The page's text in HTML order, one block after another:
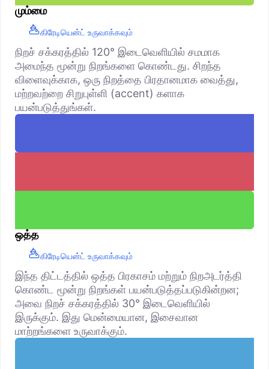
மும்மை
கிரேடியென்ட் உருவாக்கவும்
நிறச் சக்கரத்தில் 120° இடைவெளியில் சமமாக
அமைந்த மூன்று நிறங்களை கொண்டது. சிறந்த
விளைவுக்காக, ஒரு நிறத்தை பிரதானமாக வைத்து,
மற்றவற்றை சிறுபுள்ளி (accent) களாக
பயன்படுத்துங்கள்.
ஒத்த
கிரேடியென்ட் உருவாக்கவும்
இந்த திட்டத்தில் ஒத்த பிரகாசம் மற்றும் நிறஅடர்த்தி
கொண்ட மூன்று நிறங்கள் பயன்படுத்தப்படுகின்றன;
அவை நிறச் சக்கரத்தில் 30° இடைவெளியில்
இருக்கும். இது மென்மையான, இசைவான
மாற்றங்களை உருவாக்கும்.